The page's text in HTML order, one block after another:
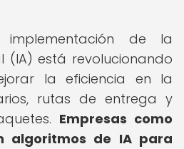
implementación de la
(IA) está revolucionando
la eficiencia en la
rutas de entrega y
Empresas como
algoritmos de IA para